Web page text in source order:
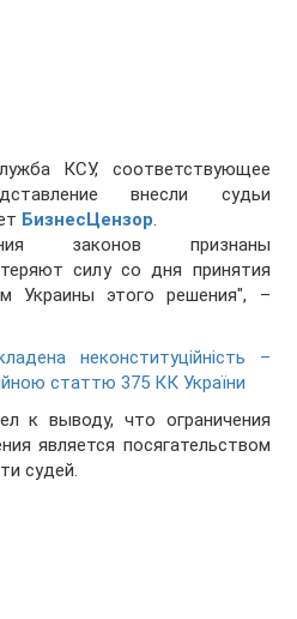
КСУ, соответствующее
внесли судьи
БизнесЦензор.
законов признаны
силу со дня принятия
Украины этого решения", –
неконституційність –
статтю 375 КК України
к выводу, что ограничения
является посягательством
судей.